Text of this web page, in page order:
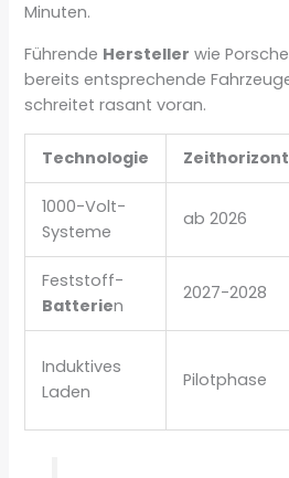
Minuten.
Führende Hersteller wie
bereits entsprechende
schreitet rasant voran.
Technologie Zeithorizont
1000-Volt-
Systeme
ab 2026
Feststoff-
Batterien
2027-2028
Induktives
Laden
Pilotphase